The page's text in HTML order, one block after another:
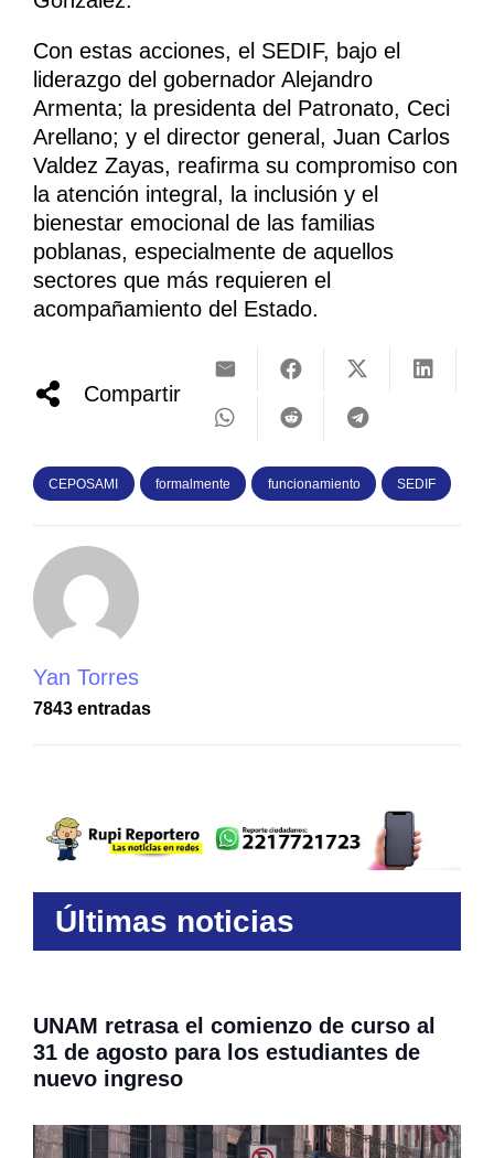
Con estas acciones, el SEDIF, bajo el
liderazgo del gobernador Alejandro
Armenta; la presidenta del Patronato, Ceci
Arellano; y el director general, Juan Carlos
Valdez Zayas, reafirma su compromiso con
la atención integral, la inclusión y el
bienestar emocional de las familias
poblanas, especialmente de aquellos
sectores que más requieren el
acompañamiento del Estado.
Compartir
CEPOSAMI formalmente funcionamiento SEDIF
Yan Torres
7843 entradas
Últimas noticias
UNAM retrasa el comienzo de curso al
31 de agosto para los estudiantes de
nuevo ingreso